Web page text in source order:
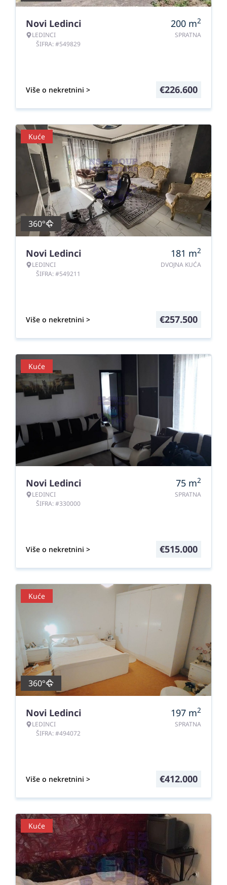
Novi Ledinci
LEDINCI
ŠIFRA: #549829
200 m2
SPRATNA
Više o nekretnini > €226.600
Kuće
360°
Novi Ledinci
LEDINCI
ŠIFRA: #549211
181 m2
DVOJNA KUĆA
Više o nekretnini > €257.500
Kuće
Novi Ledinci
LEDINCI
ŠIFRA: #330000
75 m2
SPRATNA
Više o nekretnini > €515.000
Kuće
360°
Novi Ledinci
LEDINCI
ŠIFRA: #494072
197 m2
SPRATNA
Više o nekretnini > €412.000
Kuće